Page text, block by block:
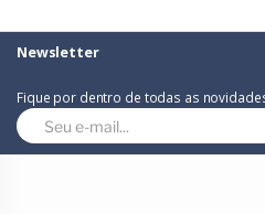
Newsletter
Fique por dentro de todas as